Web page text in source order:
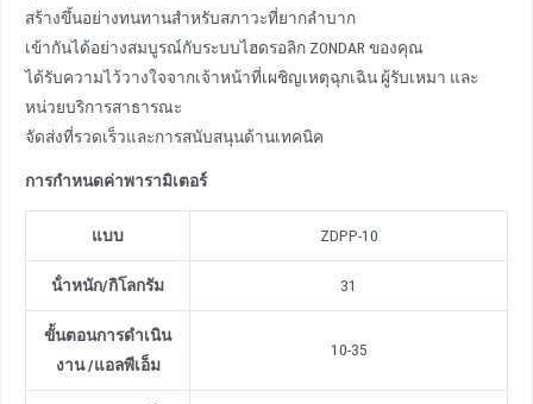
สร้างขึ้นอย่างทนทานสําหรับสภาวะที่ยากลําบาก
เข้ากันได้อย่างสมบูรณ์กับระบบไฮดรอลิก ZONDAR ของคุณ
ได้รับความไว้วางใจจากเจ้าหน้าที่เผชิญเหตุฉุกเฉิน ผู้รับเหมา และ
หน่วยบริการสาธารณะ
จัดส่งที่รวดเร็วและการสนับสนุนด้านเทคนิค
การกําหนดค่าพารามิเตอร์
แบบ ZDPP-10
น้ําหนัก/กิโลกรัม 31
ขั้นตอนการดําเนิน
งาน/แอลพีเอ็ม
10-35